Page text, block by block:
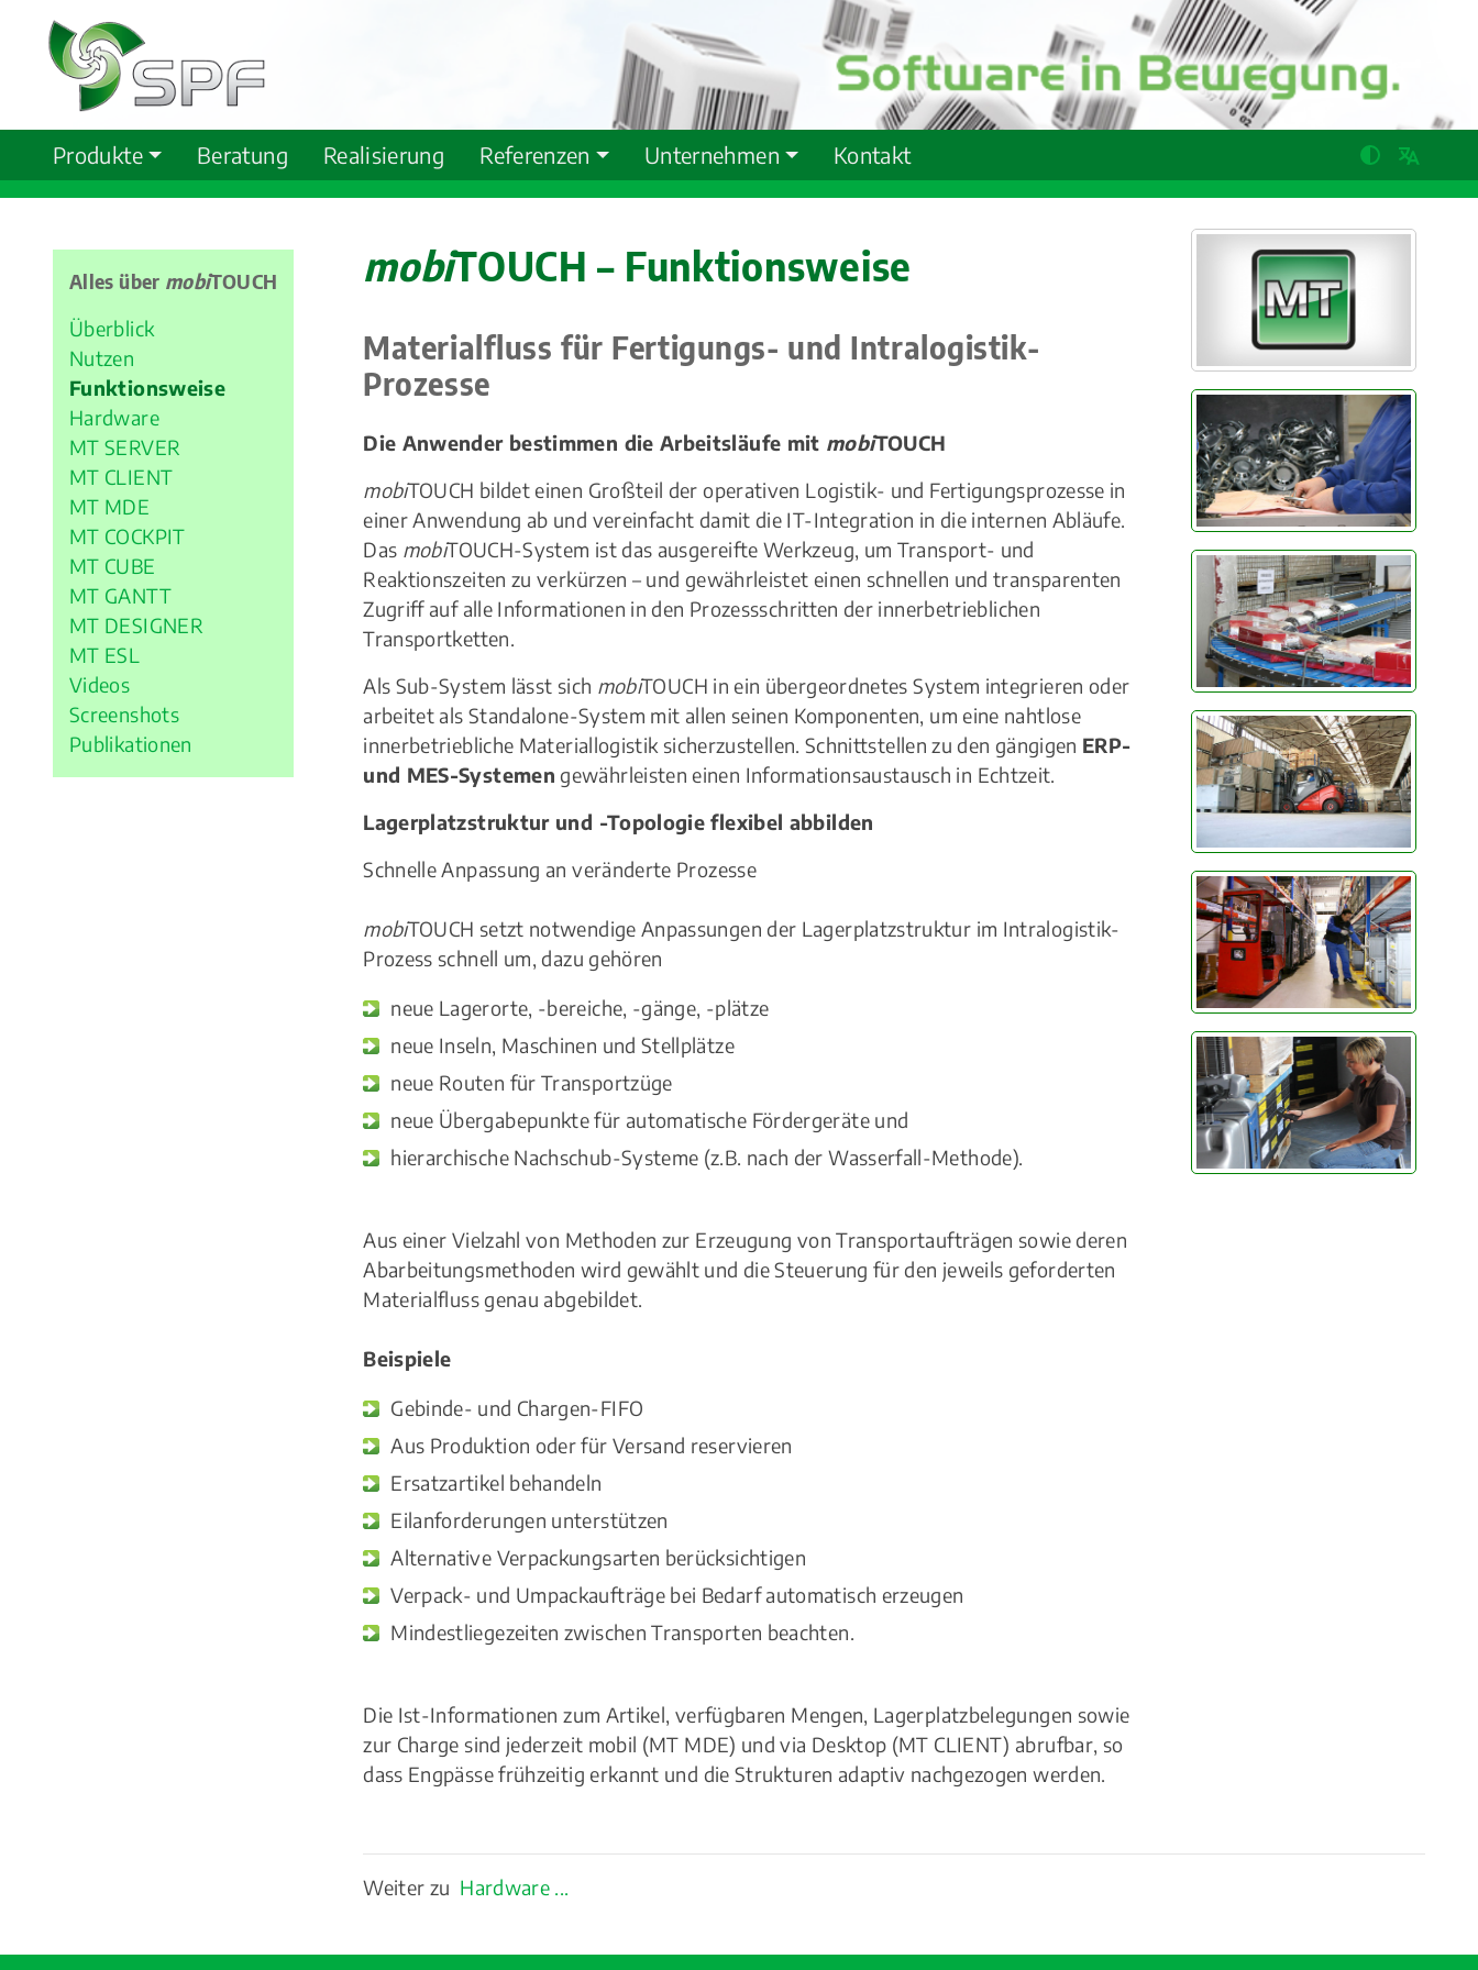
Produkte Beratung Realisierung Referenzen Unternehmen Kontakt
Alles über mobiTOUCH
Überblick
Nutzen
Funktionsweise
Hardware
MT SERVER
MT CLIENT
MT MDE
MT COCKPIT
MT CUBE
MT GANTT
MT DESIGNER
MT ESL
Videos
Screenshots
Publikationen
mobiTOUCH – Funktionsweise
Materialfluss für Fertigungs- und Intralogistik-
Prozesse
Die Anwender bestimmen die Arbeitsläufe mit mobiTOUCH
mobiTOUCH bildet einen Großteil der operativen Logistik- und Fertigungsprozesse in
einer Anwendung ab und vereinfacht damit die IT-Integration in die internen Abläufe.
Das mobiTOUCH-System ist das ausgereifte Werkzeug, um Transport- und
Reaktionszeiten zu verkürzen – und gewährleistet einen schnellen und transparenten
Zugriff auf alle Informationen in den Prozessschritten der innerbetrieblichen
Transportketten.
Als Sub-System lässt sich mobiTOUCH in ein übergeordnetes System integrieren oder
arbeitet als Standalone-System mit allen seinen Komponenten, um eine nahtlose
innerbetriebliche Materiallogistik sicherzustellen. Schnittstellen zu den gängigen ERP-
und MES-Systemen gewährleisten einen Informationsaustausch in Echtzeit.
Lagerplatzstruktur und -Topologie flexibel abbilden
Schnelle Anpassung an veränderte Prozesse
mobiTOUCH setzt notwendige Anpassungen der Lagerplatzstruktur im Intralogistik-
Prozess schnell um, dazu gehören
neue Lagerorte, -bereiche, -gänge, -plätze
neue Inseln, Maschinen und Stellplätze
neue Routen für Transportzüge
neue Übergabepunkte für automatische Fördergeräte und
hierarchische Nachschub-Systeme (z.B. nach der Wasserfall-Methode).
Aus einer Vielzahl von Methoden zur Erzeugung von Transportaufträgen sowie deren
Abarbeitungsmethoden wird gewählt und die Steuerung für den jeweils geforderten
Materialfluss genau abgebildet.
Beispiele
Gebinde- und Chargen-FIFO
Aus Produktion oder für Versand reservieren
Ersatzartikel behandeln
Eilanforderungen unterstützen
Alternative Verpackungsarten berücksichtigen
Verpack- und Umpackaufträge bei Bedarf automatisch erzeugen
Mindestliegezeiten zwischen Transporten beachten.
Die Ist-Informationen zum Artikel, verfügbaren Mengen, Lagerplatzbelegungen sowie
zur Charge sind jederzeit mobil (MT MDE) und via Desktop (MT CLIENT) abrufbar, so
dass Engpässe frühzeitig erkannt und die Strukturen adaptiv nachgezogen werden.
Weiter zu Hardware ...